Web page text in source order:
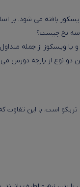
ویسکوز بافته می شود.
سه نخ چیست؟
یا ویسکوز از جمله
نوع از پارچه دورس می
است. با این تفاوت